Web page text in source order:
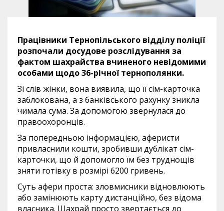
Працівники Тернопільського відділу поліції
розпочали досудове розслідування за
фактом шахрайства вчиненого невідомими
особами щодо 36-річної тернополянки.
Зі слів жінки, вона виявила, що її сім-карточка
заблокована, а з банківського рахунку зникла
чимала сума. За допомогою звернулася до
правоохоронців.
За попередньою інформацією, аферисти
привласнили кошти, зробивши дублікат сім-
карточки, що й допомогло їм без труднощів
зняти готівку в розмірі 6200 гривень.
Суть афери проста: зловмисники відновлюють
або замінюють карту дистанційно, без відома
власника. Шахрай просто звертається до